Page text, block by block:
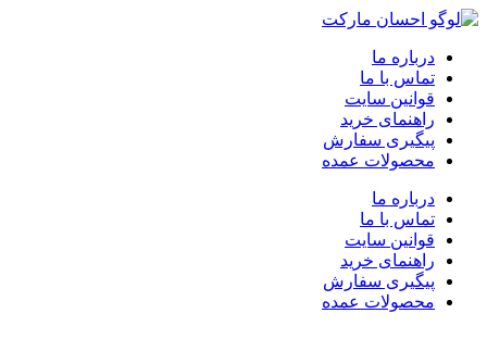
درباره ما
تماس با ما
قوانین سایت
راهنمای خرید
پیگیری سفارش
محصولات عمده
درباره ما
تماس با ما
قوانین سایت
راهنمای خرید
پیگیری سفارش
محصولات عمده